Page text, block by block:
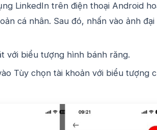
LinkedIn trên điện thoại Android
cá nhân. Sau đó, nhấn vào ảnh đại
với biểu tượng hình bánh răng.
Tùy chọn tài khoản với biểu tượng